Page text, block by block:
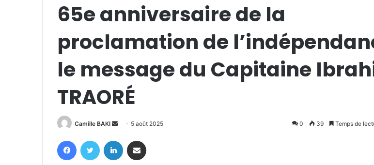
65e anniversaire de la
proclamation de
le message du Capitaine
TRAORÉ
Camille BAKI
Envoyer
courriel
5 août 2025 0 39 Temps de
FacebookTwitter Linkedin